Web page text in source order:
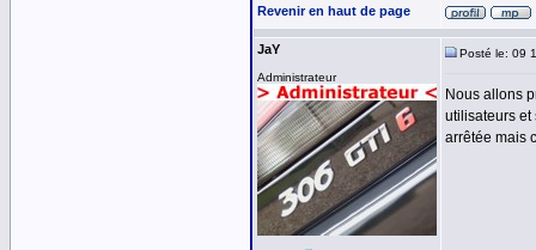
Revenir en haut de page
JaY
Administrateur
Posté le: 09
Nous allons
utilisateurs et
arrêtée mais